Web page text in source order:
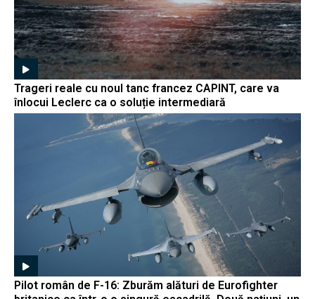
Trageri reale cu noul tanc francez CAPINT, care va
înlocui Leclerc ca o soluție intermediară
Pilot român de F-16: Zburăm alături de Eurofighter